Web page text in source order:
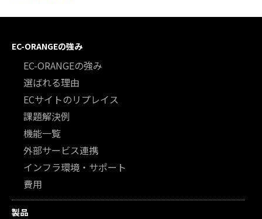
EC-ORANGEの強み
EC-ORANGEの強み
選ばれる理由
ECサイトのリプレイス
課題解決例
機能一覧
外部サービス連携
インフラ環境・サポート
費用
製品